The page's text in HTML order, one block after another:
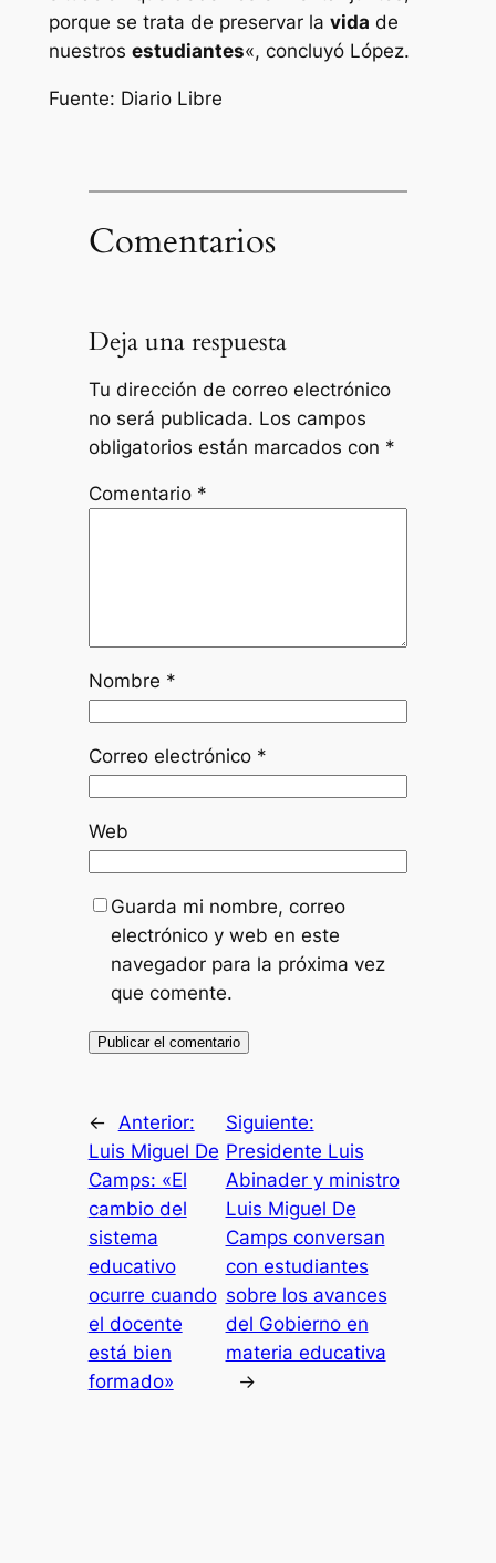
porque se trata de preservar la vida de
nuestros estudiantes«, concluyó López.
Fuente: Diario Libre
Comentarios
Deja una respuesta
Tu dirección de correo electrónico
no será publicada. Los campos
obligatorios están marcados con *
Comentario *
Nombre *
Correo electrónico *
Web
Guarda mi nombre, correo
electrónico y web en este
navegador para la próxima vez
que comente.
← Anterior:
Luis Miguel De
Camps: «El
cambio del
sistema
educativo
ocurre cuando
el docente
está bien
formado»
Siguiente:
Presidente Luis
Abinader y ministro
Luis Miguel De
Camps conversan
con estudiantes
sobre los avances
del Gobierno en
materia educativa
→